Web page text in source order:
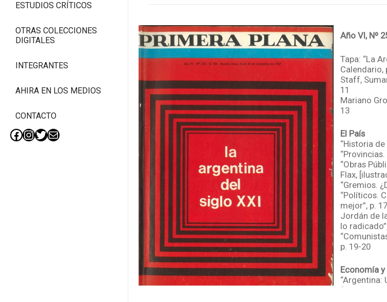
ESTUDIOS CRÍTICOS
OTRAS COLECCIONES
DIGITALES
INTEGRANTES
AHIRA EN LOS MEDIOS
CONTACTO
Facebook
Instagram
Twitter
Mail
Año VI, Nº
Tapa: “La
Calendario,
Staff,
11
Mariano
13
El País
“Historia
“Obras
Flax,
“Gremios.
“Políticos.
mejor”, p.
Jordán de
lo
p. 19-20
Economía
“Argentina:
“La